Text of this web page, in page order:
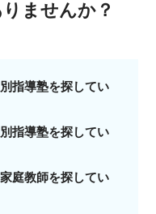
ませんか？
指導塾を探してい
指導塾を探してい
庭教師を探してい